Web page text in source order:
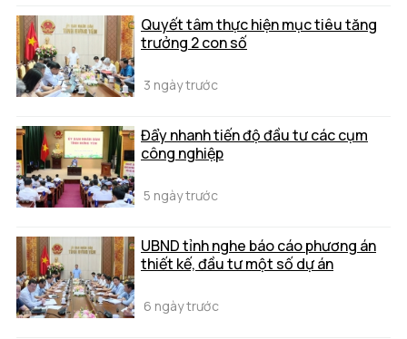
Quyết tâm thực hiện mục tiêu tăng
trưởng 2 con số
3 ngày trước
Đẩy nhanh tiến độ đầu tư các cụm
công nghiệp
5 ngày trước
UBND tỉnh nghe báo cáo phương án
thiết kế, đầu tư một số dự án
6 ngày trước